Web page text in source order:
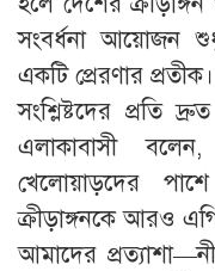
সংবর্ধনা আয়োজন
একটি প্রেরণার প্রতীক।
সংশ্লিষ্টদের প্রতি
এলাকাবাসী
খেলোয়াড়দের
ক্রীড়াঙ্গনকে আরও
আমাদের